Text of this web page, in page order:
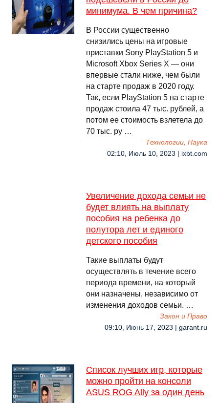
минимума. В чем причина?
В России существенно
снизились цены на игровые
приставки Sony PlayStation 5 и
Microsoft Xbox Series X — они
впервые стали ниже, чем были
на старте продаж в 2020 году.
Так, если PlayStation 5 на старте
продаж стоила 47 тыс. рублей, а
потом ее стоимость взлетела до
70 тыс. ру …
Технологии, Наука
02:10, Июль 10, 2023 | ixbt.com
Увеличение дохода семьи не
будет влиять на выплату
пособия на ребенка до
полутора лет и единого
детского пособия
Такие выплаты будут
осуществлять в течение всего
периода времени, на который
они назначены, независимо от
изменения доходов семьи. …
Закон и Право
09:10, Июнь 17, 2023 | garant.ru
Список лучших игр, которые
можно пройти на консоли
ASUS ROG Ally за один день